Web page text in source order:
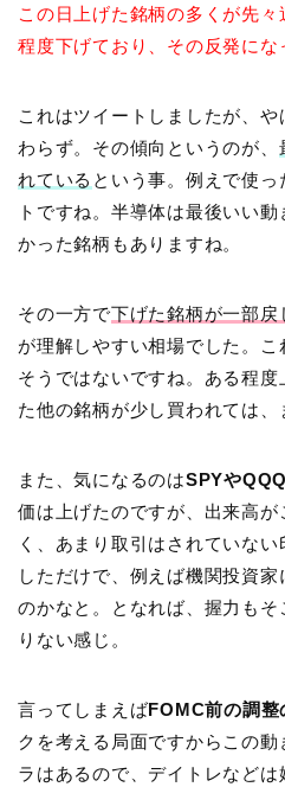
この日上げた銘柄の多くが先
程度下げており、その反発にな
これはツイートしましたが、
わらず。その傾向というのが、
れている という事。例えで使
トですね。半導体は最後いい
かった銘柄もありますね。
その一方で下げた銘柄が一部戻
が理解しやすい相場でした。こ
そうではないですね。ある程
た他の銘柄が少し買われては、
また、気になるのはSPYや
価は上げたのですが、出来高
く、あまり取引はされていな
しただけで、例えば機関投資
のかなと。となれば、握力も
りない感じ。
言ってしまえばFOMC前の調整
クを考える局面ですからこの
ラはあるので、デイトレなどは